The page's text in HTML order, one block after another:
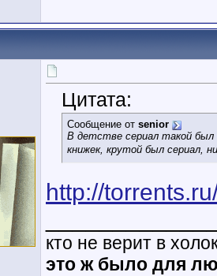
Цитата:
Сообщение от senior
В детстве сериал такой был
книжек, крутой был сериал,
http://
кто не верит в
это ж было для